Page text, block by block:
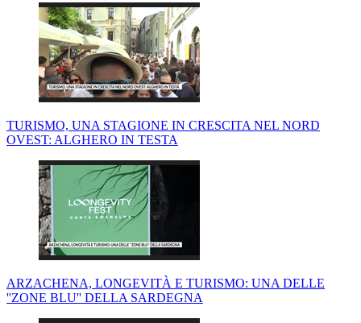
TURISMO, UNA STAGIONE IN CRESCITA NEL NORD
OVEST: ALGHERO IN TESTA
ARZACHENA, LONGEVITÀ E TURISMO: UNA DELLE
''ZONE BLU'' DELLA SARDEGNA